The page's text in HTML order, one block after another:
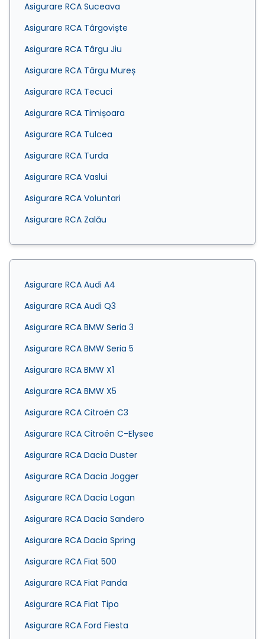
Asigurare RCA Suceava
Asigurare RCA Târgoviște
Asigurare RCA Târgu Jiu
Asigurare RCA Târgu Mureș
Asigurare RCA Tecuci
Asigurare RCA Timișoara
Asigurare RCA Tulcea
Asigurare RCA Turda
Asigurare RCA Vaslui
Asigurare RCA Voluntari
Asigurare RCA Zalău
Asigurare RCA Audi A4
Asigurare RCA Audi Q3
Asigurare RCA BMW Seria 3
Asigurare RCA BMW Seria 5
Asigurare RCA BMW X1
Asigurare RCA BMW X5
Asigurare RCA Citroën C3
Asigurare RCA Citroën C-Elysee
Asigurare RCA Dacia Duster
Asigurare RCA Dacia Jogger
Asigurare RCA Dacia Logan
Asigurare RCA Dacia Sandero
Asigurare RCA Dacia Spring
Asigurare RCA Fiat 500
Asigurare RCA Fiat Panda
Asigurare RCA Fiat Tipo
Asigurare RCA Ford Fiesta